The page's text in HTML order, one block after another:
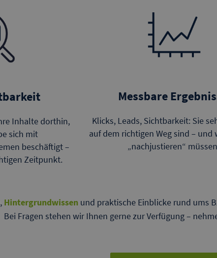
Inhalte dorthin,
sich mit
beschäftigt –
Zeitpunkt.
Messbare
Klicks, Leads, Sichtbarkeit: Sie
auf dem richtigen Weg sind – und
„nachjustieren“
Hintergrundwissenund praktische Einblicke rund ums
Bei Fragen stehen wir Ihnen gerne zur Verfügung –